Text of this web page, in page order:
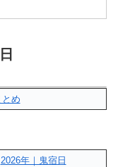
め
2026年｜鬼宿日